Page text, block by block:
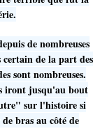
de nombreuses
certain de la part des
sont nombreuses.
iront jusqu'au bout
sur l'histoire si
bras au côté de